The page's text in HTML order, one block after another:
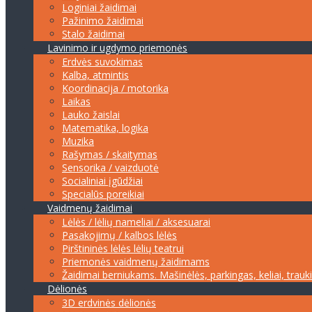
Loginiai žaidimai
Pažinimo žaidimai
Stalo žaidimai
Lavinimo ir ugdymo priemonės
Erdvės suvokimas
Kalba, atmintis
Koordinacija / motorika
Laikas
Lauko žaislai
Matematika, logika
Muzika
Rašymas / skaitymas
Sensorika / vaizduotė
Socialiniai įgūdžiai
Specialūs poreikiai
Vaidmenų žaidimai
Lėlės / lėlių nameliai / aksesuarai
Pasakojimų / kalbos lėlės
Pirštininės lėlės lėlių teatrui
Priemonės vaidmenų žaidimams
Žaidimai berniukams. Mašinėlės, parkingas, keliai,
Dėlionės
3D erdvinės dėlionės